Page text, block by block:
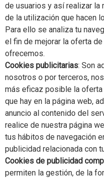
de usuarios y así realizar
de la utilización que hacen
Para ello se analiza tu
el fin de mejorar la oferta
ofrecemos.
Cookies publicitarias: Son
nosotros o por terceros,
más eficaz posible la
que hay en la página web,
anuncio al contenido del
realice de nuestra página
tus hábitos de navegación
publicidad relacionada con
Cookies de publicidad
permiten la gestión, de la